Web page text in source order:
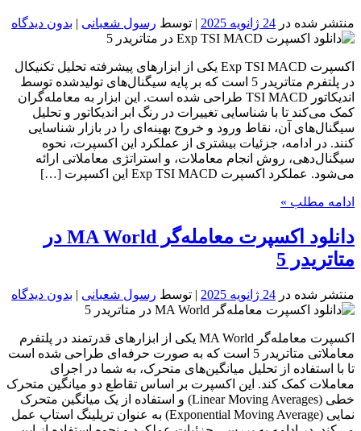
منتشر شده در 24 ژانویه 2025 | توسط رسول شعبانی | بدون دیدگاه
اکسپرت Exp TSI MACD یکی از ابزارهای پیشرفته تحلیل تکنیکال
در پلتفرم متاتریدر 5 است که بر پایه سیگنال‌های تولیدشده توسط
اندیکاتور TSI MACD طراحی شده است. این ابزار به معامله‌گران
کمک می‌کند تا با شناسایی تغییرات در رنگ ابر اندیکاتور و تحلیل
سیگنال‌های آن، نقاط ورود و خروج بهینه‌ای را در بازار شناسایی
کنند. در ادامه، جزئیات بیشتری از عملکرد این اکسپرت، نحوه
سیگنال‌دهی، روش انجام معاملات، و استراتژی معاملاتی ارائه
می‌شود. عملکرد اکسپرت Exp TSI MACD این اکسپرت […]
ادامه مطلب »
دانلود اکسپرت معامله‌گر MA World در
متاتریدر 5
منتشر شده در 24 ژانویه 2025 | توسط رسول شعبانی | بدون دیدگاه
اکسپرت معامله‌گر MA World یکی از ابزارهای قدرتمند در پلتفرم
معاملاتی متاتریدر 5 است که به صورت حرفه‌ای طراحی شده است
تا با استفاده از تحلیل میانگین‌های متحرک، به شما در اجرای
معاملات کمک کند. این اکسپرت بر اساس تقاطع دو میانگین متحرک
خطی (Linear Moving Averages) و استفاده از یک میانگین متحرک
نمایی (Exponential Moving Average) به عنوان تریلینگ استاپ عمل